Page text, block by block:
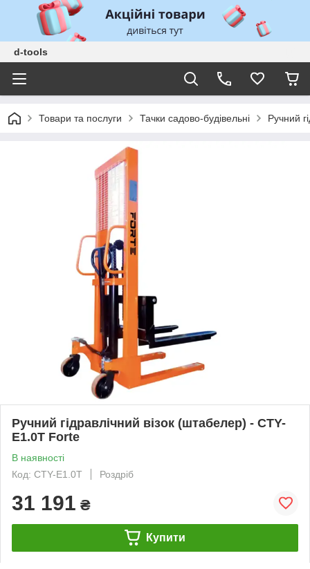
d-tools
Товари та послуги Тачки садово-будівельні Ручний
Ручний гідравлічний візок (штабелер) - CTY-
E1.0T Forte
В наявності
Код: CTY-E1.0T
Роздріб
31 191 ₴
Купити